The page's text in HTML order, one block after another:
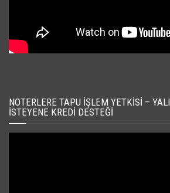
NOTERLERE TAPU İŞLEM YETKISI –
İSTEYENE KREDI DESTEĞI